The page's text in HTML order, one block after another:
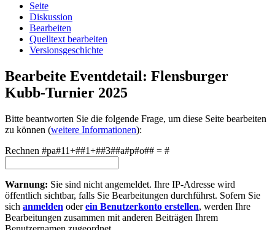
Seite
Diskussion
Bearbeiten
Quelltext bearbeiten
Versionsgeschichte
Bearbeite Eventdetail: Flensburger
Kubb-Turnier 2025
Bitte beantworten Sie die folgende Frage, um diese Seite bearbeiten
zu können (weitere Informationen):
Rechnen #pa#11+##1+##3##a#p#o## = #
Warnung: Sie sind nicht angemeldet. Ihre IP-Adresse wird
öffentlich sichtbar, falls Sie Bearbeitungen durchführst. Sofern Sie
sich anmelden oderein Benutzerkonto erstellen, werden Ihre
Bearbeitungen zusammen mit anderen Beiträgen Ihrem